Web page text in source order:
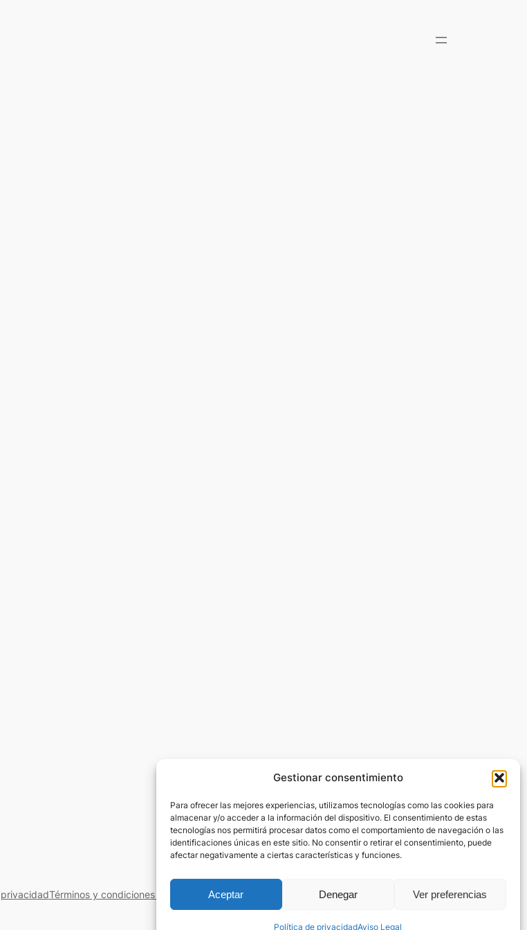
Gestionar consentimiento
Para ofrecer las mejores experiencias, utilizamos tecnologías como las cookies para
almacenar y/o acceder a la información del dispositivo. El consentimiento de estas
tecnologías nos permitirá procesar datos como el comportamiento de navegación o las
identificaciones únicas en este sitio. No consentir o retirar el consentimiento, puede
afectar negativamente a ciertas características y funciones.
Aceptar Denegar Ver preferencias
Política de privacidadAviso Legal
Términos y condiciones del servicioAviso Legal